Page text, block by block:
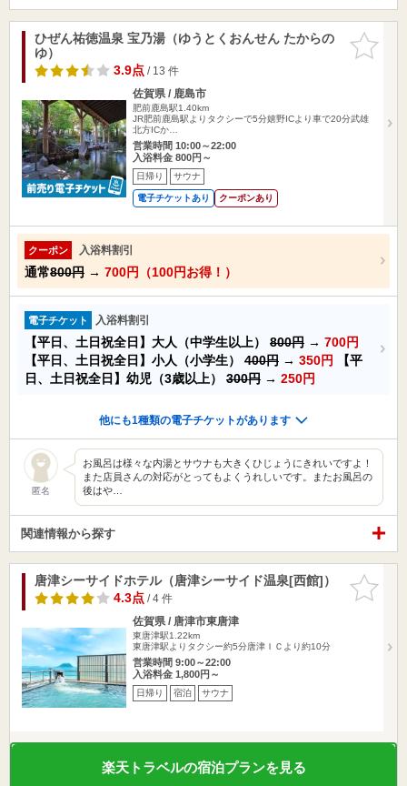
お気に入
りに追加
ひぜん祐徳温泉 宝乃湯（ゆうとくおんせん たからの
ゆ）
3.9点/ 13 件
佐賀県 / 鹿島市
肥前鹿島駅1.40km
JR肥前鹿島駅よりタクシーで5分嬉野ICより車で20分武雄
北方ICか…
営業時間 10:00～22:00
入浴料金 800円～
日帰り サウナ
電子チケットあり クーポンあり
クーポン 入浴料割引
通常800円 → 700円（100円お得！）
電子チケット 入浴料割引
【平日、土日祝全日】大人（中学生以上） 800円 → 700円
【平日、土日祝全日】小人（小学生） 400円 → 350円
【平
日、土日祝全日】幼児（3歳以上） 300円 → 250円
他にも1種類の電子チケットがあります
匿名
お風呂は様々な内湯とサウナも大きくひじょうにきれいですよ！
また店員さんの対応がとってもよくうれしいです。またお風呂の
後はや…
関連情報から探す
お気に入
りに追加
唐津シーサイドホテル（唐津シーサイド温泉[西館]）
4.3点/ 4 件
佐賀県 / 唐津市東唐津
東唐津駅1.22km
東唐津駅よりタクシー約5分唐津ＩＣより約10分
営業時間 9:00～22:00
入浴料金 1,800円～
日帰り 宿泊 サウナ
楽天トラベルの宿泊プランを見る